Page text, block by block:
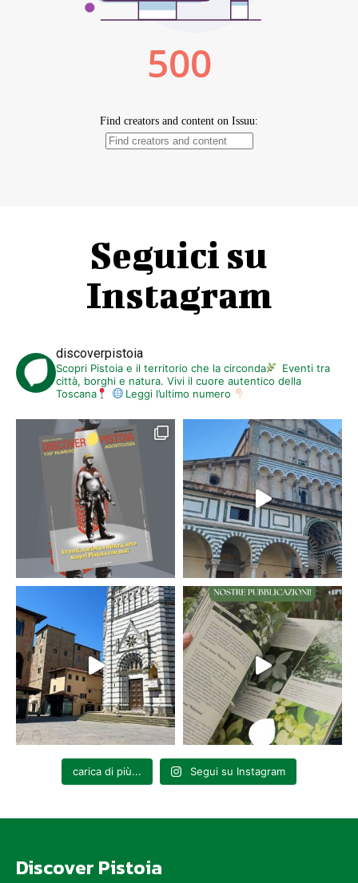
Seguici su
Instagram
discoverpistoia
Scopri Pistoia e il territorio che la circonda
Eventi tra
città, borghi e natura. Vivi il cuore autentico della
Toscana
Leggi l’ultimo numero
carica di più... Segui su Instagram
Discover Pistoia